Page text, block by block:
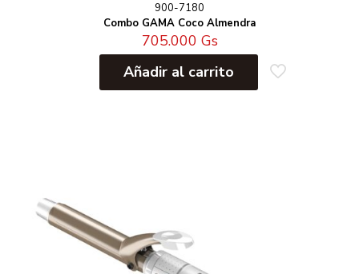
900-7180
Combo GAMA Coco Almendra
705.000 Gs
Añadir al carrito